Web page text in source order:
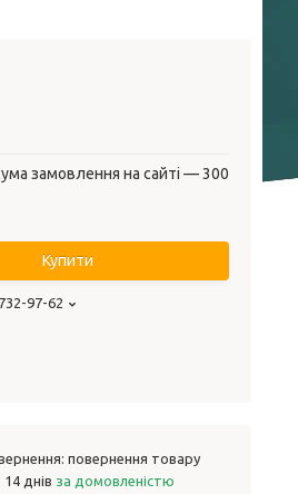
замовлення на сайті — 300
Купити
97-62
повернення товару
днів за домовленістю